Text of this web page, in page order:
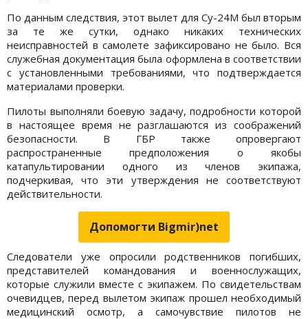
По данным следствия, этот вылет для Су-24М был вторым
за те же сутки, однако никаких технических
неисправностей в самолете зафиксировано не было. Вся
служебная документация была оформлена в соответствии
с установленными требованиями, что подтверждается
материалами проверки.
Пилоты выполняли боевую задачу, подробности которой
в настоящее время не разглашаются из соображений
безопасности. В ГБР также опровергают
распространенные предположения о якобы
катапультировании одного из членов экипажа,
подчеркивая, что эти утверждения не соответствуют
действительности.
Допомогти Bigmir)net
Следователи уже опросили родственников погибших,
представителей командования и военнослужащих,
которые служили вместе с экипажем. По свидетельствам
очевидцев, перед вылетом экипаж прошел необходимый
медицинский осмотр, а самочувствие пилотов не